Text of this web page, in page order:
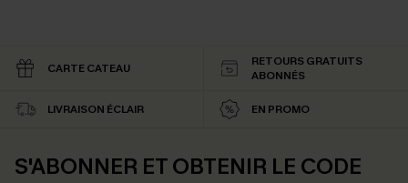
CARTE CATEAU
RETOURS GRATUITS
ABONNÉS
LIVRAISON ÉCLAIR EN PROMO
S'ABONNER ET OBTENIR LE CODE